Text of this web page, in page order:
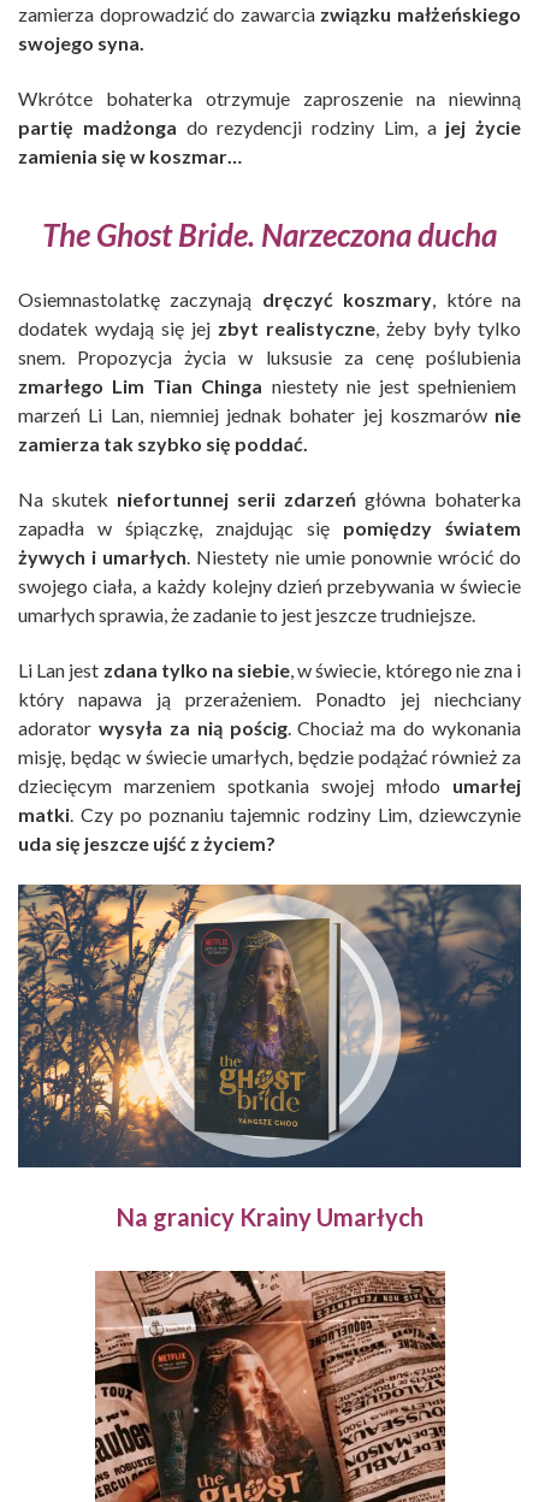
zamierza doprowadzić do zawarciazwiązku małżeńskiego
swojego syna.
Wkrótce bohaterka otrzymuje zaproszenie na niewinną
partię madżonga do rezydencji rodziny Lim, a jej życie
zamienia się w koszmar…
The Ghost Bride. Narzeczona ducha
Osiemnastolatkę zaczynają dręczyć koszmary , które na
dodatek wydają się jej zbyt realistyczne , żeby były tylko
snem. Propozycja życia w luksusie za cenę poślubienia
zmarłego Lim Tian Chinga niestety nie jest spełnieniem
marzeń Li Lan, niemniej jednak bohater jej koszmarów nie
zamierza tak szybko się poddać.
Na skutek niefortunnej serii zdarzeń główna bohaterka
zapadła w śpiączkę, znajdując się pomiędzy światem
żywych i umarłych . Niestety nie umie ponownie wrócić do
swojego ciała, a każdy kolejny dzień przebywania w świecie
umarłych sprawia, że zadanie to jest jeszcze trudniejsze.
Li Lan jest zdana tylko na siebie , w świecie, którego nie zna i
który napawa ją przerażeniem. Ponadto jej niechciany
adorator wysyła za nią pościg. Chociaż ma do wykonania
misję, będąc w świecie umarłych, będzie podążać również za
dziecięcym marzeniem spotkania swojej młodo umarłej
matki . Czy po poznaniu tajemnic rodziny Lim, dziewczynie
uda się jeszcze ujść z życiem?
Na granicy Krainy Umarłych